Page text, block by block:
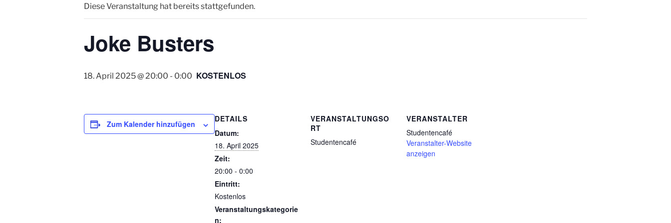
Diese Veranstaltung hat bereits stattgefunden.
Joke Busters
18. April 2025 @ 20:00 - 0:00 KOSTENLOS
Zum Kalender hinzufügen
DETAILS
Datum:
18. April 2025
Zeit:
20:00 - 0:00
Eintritt:
Kostenlos
Veranstaltungskategorie
n:
VERANSTALTUNGSO
RT
Studentencafé
VERANSTALTER
Studentencafé
Veranstalter-Website
anzeigen